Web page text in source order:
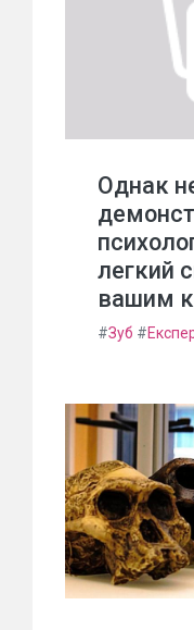
Однак
легкий
вашим
#Зуб #